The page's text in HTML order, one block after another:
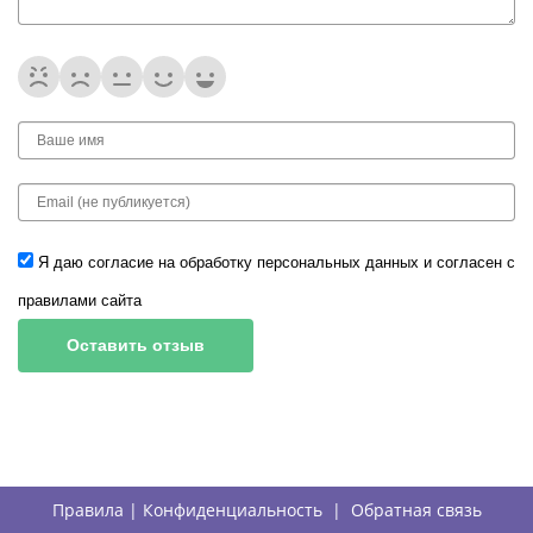
Я даю согласие на обработку персональных данных и согласен с
правилами сайта
Оставить отзыв
Правила | Конфиденциальность| Обратная связь